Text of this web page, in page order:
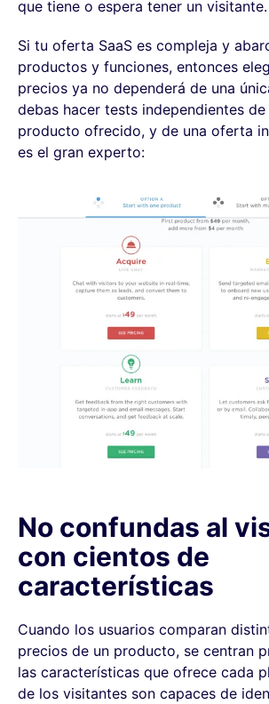
que tiene o espera tener un visitante.
Si tu oferta SaaS es compleja y
productos y funciones, entonces
precios ya no dependerá de una
debas hacer tests independientes
producto ofrecido, y de una oferta
es el gran experto:
No confundas al
con cientos de
características
Cuando los usuarios comparan
precios de un producto, se centran
las características que ofrece cada
de los visitantes son capaces de